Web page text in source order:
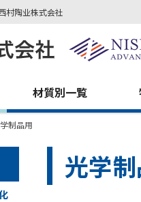
村陶业株式会社
材質別一覧
制品用
光学